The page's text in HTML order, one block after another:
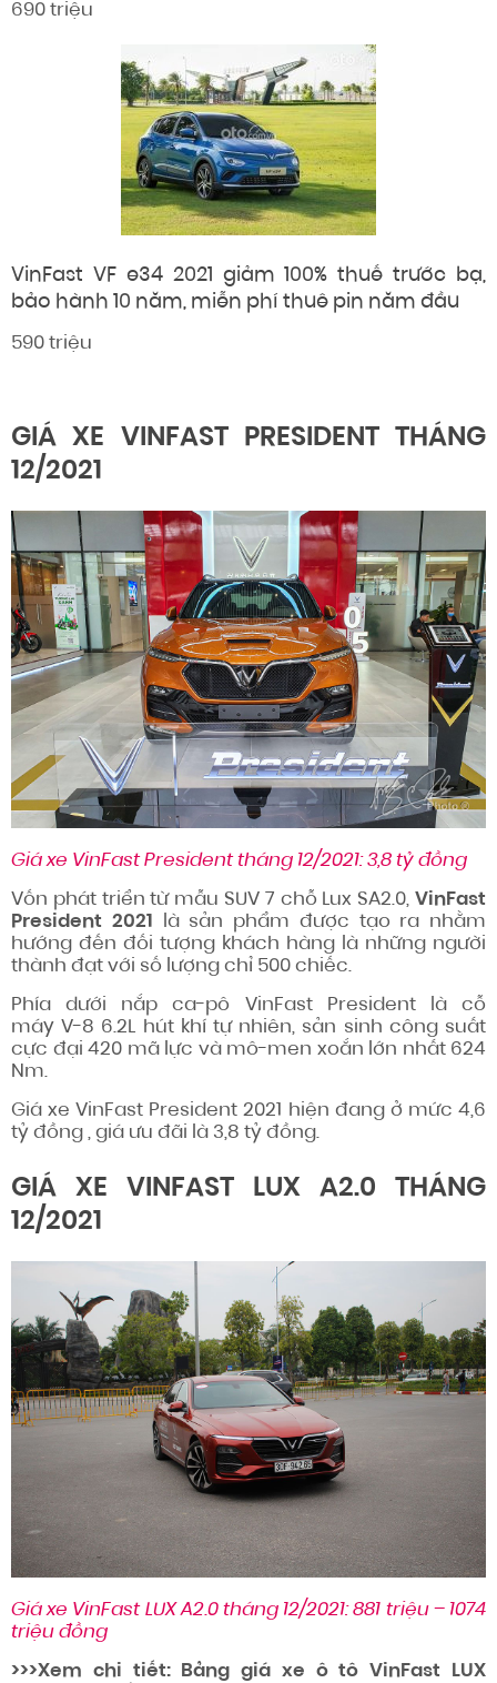
690 triệu
VinFast VF e34 2021 giảm 100% thuế trước bạ,
bảo hành 10 năm, miễn phí thuê pin năm đầu
590 triệu
GIÁ XE VINFAST PRESIDENT THÁNG
12/2021
Giá xe VinFast President tháng 12/2021: 3,8 tỷ đồng
Vốn phát triển từ mẫu SUV 7 chỗ Lux SA2.0, VinFast
President 2021
là sản phẩm được tạo ra nhằm
hướng đến đối tượng khách hàng là những người
thành đạt với số lượng chỉ 500 chiếc.
Phía dưới nắp ca-pô VinFast President là cỗ
máy V-8 6.2L hút khí tự nhiên, sản sinh công suất
cực đại 420 mã lực và mô-men xoắn lớn nhất 624
Nm.
Giá xe VinFast President 2021 hiện đang ở mức 4,6
tỷ đồng , giá ưu đãi là 3,8 tỷ đồng.
GIÁ XE VINFAST LUX A2.0 THÁNG
12/2021
Giá xe VinFast LUX A2.0 tháng 12/2021: 881 triệu– 1074
triệu đồng
>>>Xem chi tiết: Bảng giá xe ô tô VinFast LUX